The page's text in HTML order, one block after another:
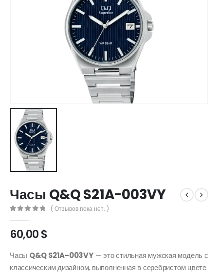
Часы Q&Q S21A-003VY
( Отзывов пока нет. )
60,00$
Часы Q&Q S21A-003VY— это стильная мужская модель с
классическим дизайном, выполненная в серебристом цвете.